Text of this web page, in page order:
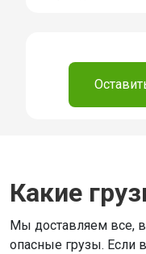
Какие
Мы доставляем все,
опасные грузы. Если